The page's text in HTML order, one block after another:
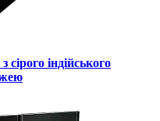
індійського